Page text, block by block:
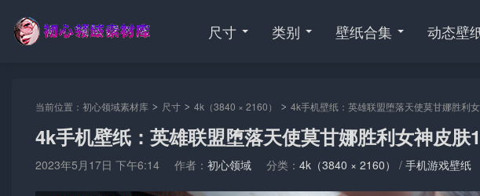
尺寸 类别 壁纸合集 动态壁
当前位置： 初心领域素材库 > 尺寸 > 4k（3840 × 2160） > 4k手机壁纸：英雄联盟堕落天使莫甘娜胜利
4k手机壁纸：英雄联盟堕落天使莫甘娜胜利女神皮肤
2023年5月17日 下午6:14 作者： 初心领域 分类： 4k（3840 × 2160） / 手机游戏壁纸